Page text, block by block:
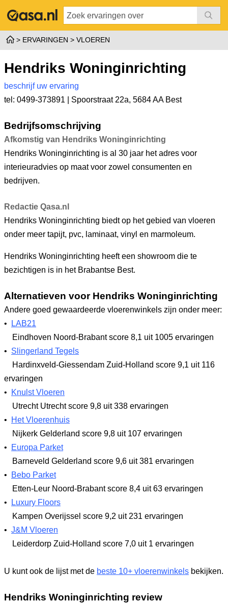
ERVARINGEN VLOEREN
Hendriks Woninginrichting
beschrijf uw ervaring
tel: 0499-373891 | Spoorstraat 22a, 5684 AA Best
Bedrijfsomschrijving
Afkomstig van Hendriks Woninginrichting
Hendriks Woninginrichting is al 30 jaar het adres voor
interieuradvies op maat voor zowel consumenten en
bedrijven.
Redactie Qasa.nl
Hendriks Woninginrichting biedt op het gebied van vloeren
onder meer tapijt, pvc, laminaat, vinyl en marmoleum.
Hendriks Woninginrichting heeft een showroom die te
bezichtigen is in het Brabantse Best.
Alternatieven voor Hendriks Woninginrichting
Andere goed gewaardeerde vloerenwinkels zijn onder meer:
•
LAB21
Eindhoven Noord-Brabantscore 8,1 uit 1005 ervaringen
• Slingerland Tegels
Hardinxveld-Giessendam Zuid-Holland score 9,1 uit 116
ervaringen
•
Knulst Vloeren
Utrecht Utrechtscore 9,8 uit 338 ervaringen
•
Het Vloerenhuis
Nijkerk Gelderland score 9,8 uit 107 ervaringen
•
Europa Parket
Barneveld Gelderland score 9,6 uit 381 ervaringen
•
Bebo Parket
Etten-Leur Noord-Brabantscore 8,4 uit 63 ervaringen
•
Luxury Floors
Kampen Overijssel score 9,2 uit 231 ervaringen
• J&M Vloeren
Leiderdorp Zuid-Holland score 7,0 uit 1 ervaringen
U kunt ook de lijst met de beste 10+ vloerenwinkels bekijken.
Hendriks Woninginrichting review